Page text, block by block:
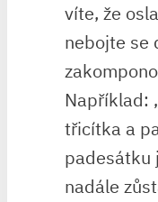
víte, že
nebojte‌ se
Například:
třicítka a
padesátku
nadále